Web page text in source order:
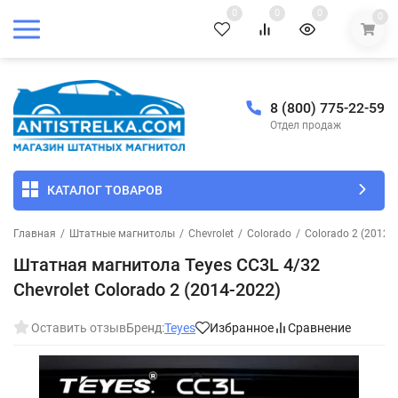
0 0 0 0
8 (800) 775-22-59
Отдел продаж
КАТАЛОГ ТОВАРОВ
Главная / Штатные магнитолы / Chevrolet / Colorado / Colorado 2 (2012-
Штатная магнитола Teyes CC3L 4/32
Chevrolet Colorado 2 (2014-2022)
Оставить отзывБренд:Teyes Избранное Сравнение